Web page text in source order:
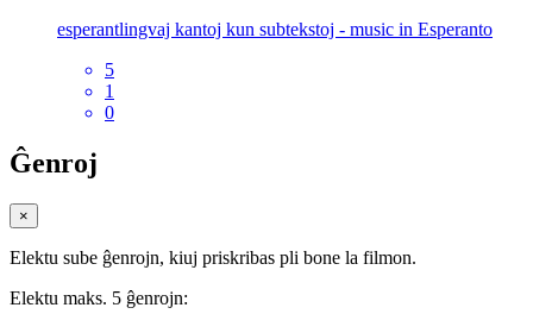
esperantlingvaj kantoj kun subtekstoj - music in Esperanto
5
1
0
Ĝenroj
×
Elektu sube ĝenrojn, kiuj priskribas pli bone la filmon.
Elektu maks. 5 ĝenrojn: